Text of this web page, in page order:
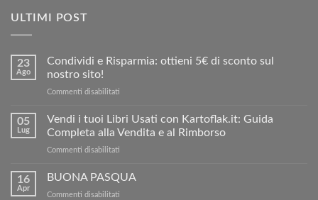
ULTIMI POST
23
Ago
Condividi e Risparmia: ottieni 5€ di sconto sul
nostro sito!
Commenti disabilitati
e
Risparmia:
sconto
05
Lug
Vendi i tuoi Libri Usati con Kartoflak.it: Guida
Completa alla Vendita e al Rimborso
Commenti disabilitati
i
16
Apr
BUONA PASQUA
Commenti disabilitati